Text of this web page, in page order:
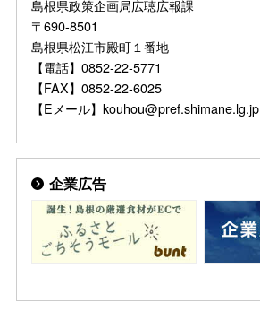
島根県政策企画局広聴広報課
〒690-8501
島根県松江市殿町１番地
【電話】0852-22-5771
【FAX】0852-22-6025
【Eメール】kouhou@pref.shimane.lg.jp
企業広告